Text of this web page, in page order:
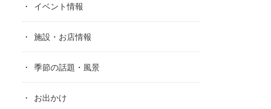
イベント情報
施設・お店情報
季節の話題・風景
お出かけ